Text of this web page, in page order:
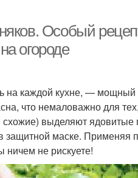
Особый
огороде
на каждой кухне, —
что немаловажно для
выделяют ядовитые
защитной маске. Применяя
не рискуете!